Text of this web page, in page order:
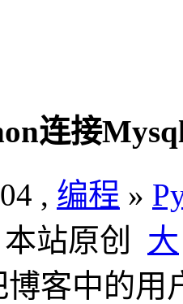
连接
, 编程 »
站原创 大
客中的用